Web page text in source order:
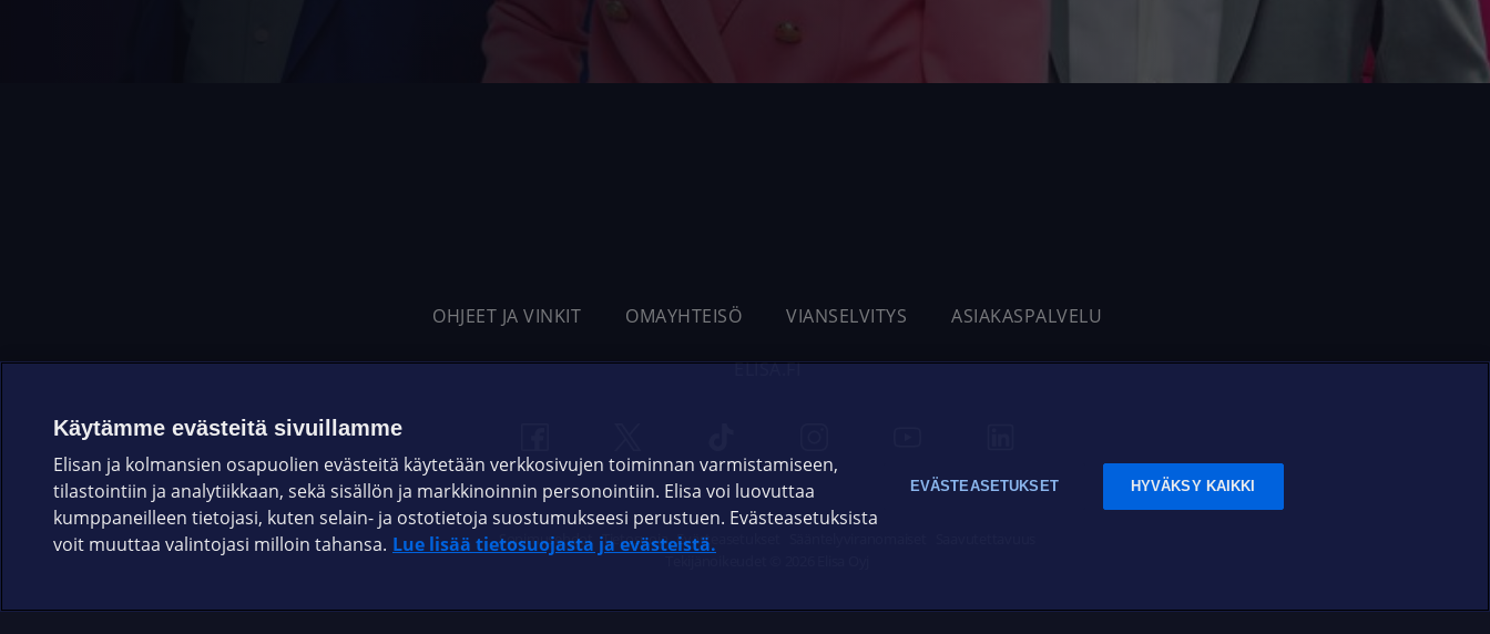
OHJEET JA VINKIT OMAYHTEISÖ VIANSELVITYS ASIAKASPALVELU
ELISA.FI
Sopimusehdot Tietosuoja Evästeasetukset
Käytämme evästeitä sivuillamme
Elisan ja kolmansien osapuolien evästeitä käytetään verkkosivujen toiminnan varmistamiseen,
tilastointiin ja analytiikkaan, sekä sisällön ja markkinoinnin personointiin. Elisa voi luovuttaa
kumppaneilleen tietojasi, kuten selain- ja ostotietoja suostumukseesi perustuen. Evästeasetuksista
voit muuttaa valintojasi milloin tahansa. Lue lisää tietosuojasta ja evästeistä.
EVÄSTEASETUKSET HYVÄKSY KAIKKI